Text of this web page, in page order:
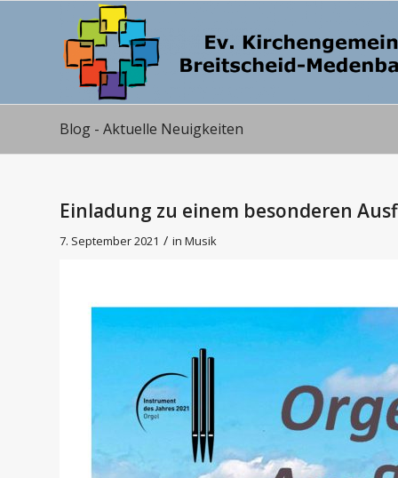
Blog - Aktuelle Neuigkeiten
Einladung zu einem besonderen
7. September 2021 / in Musik